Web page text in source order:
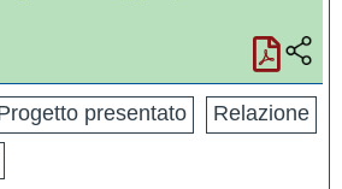
presentato
Relazione